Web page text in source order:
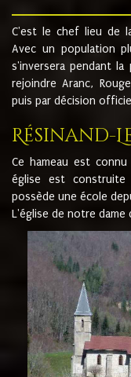
C'est le chef lieu de
Avec un population
s'inversera pendant
rejoindre Aranc,
puis par décision
Résinand-
Ce hameau est
église est
possède une école
L'église de notre dame